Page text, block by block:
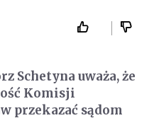
Schetyna uważa, że
Komisji
przekazać sądom